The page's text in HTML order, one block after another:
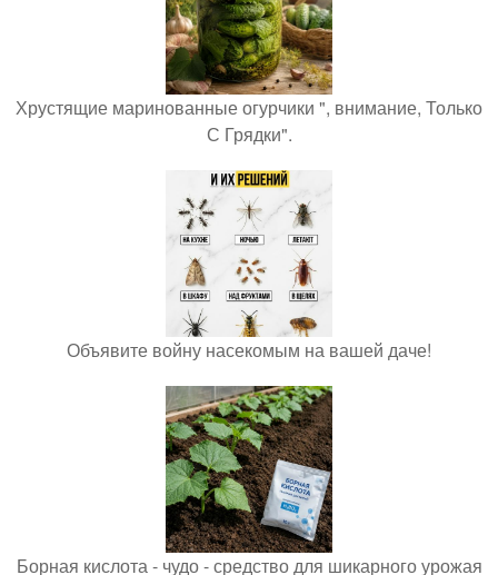
Хрустящие маринованные огурчики ", внимание, Только
С Грядки".
Объявите войну насекомым на вашей даче!
Борная кислота - чудо - средство для шикарного урожая